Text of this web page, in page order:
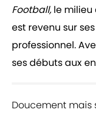
Football, le
est revenu sur
professionnel.
ses débuts aux
Doucement mais